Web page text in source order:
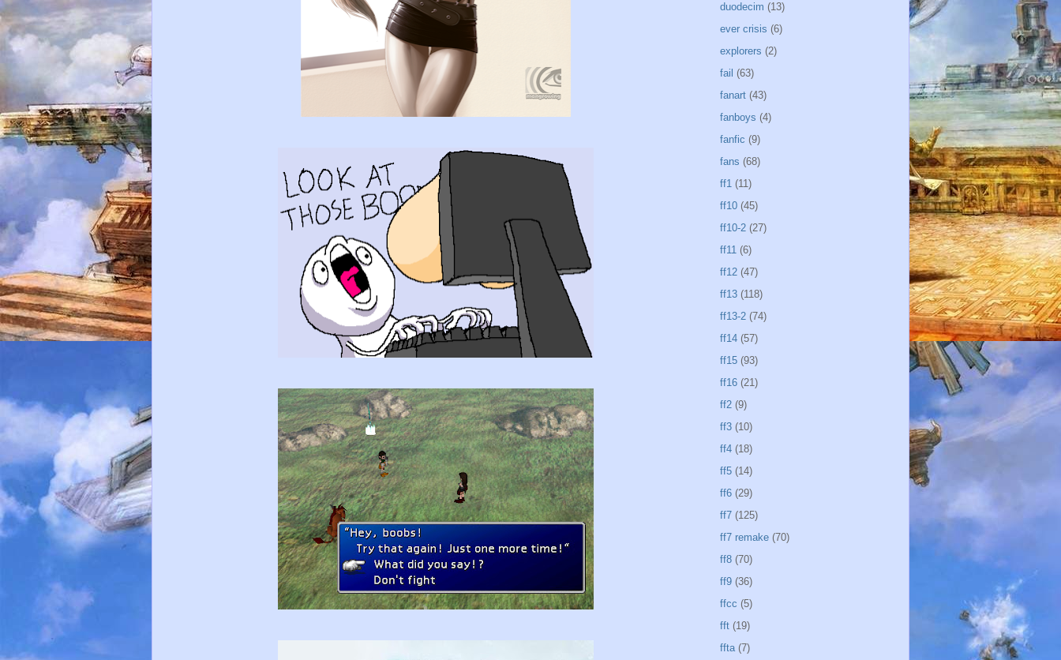
duodecim (13)
ever crisis (6)
explorers (2)
fail (63)
fanart (43)
fanboys (4)
fanfic (9)
fans (68)
ff1 (11)
ff10 (45)
ff10-2 (27)
ff11 (6)
ff12 (47)
ff13 (118)
ff13-2 (74)
ff14 (57)
ff15 (93)
ff16 (21)
ff2 (9)
ff3 (10)
ff4 (18)
ff5 (14)
ff6 (29)
ff7 (125)
ff7 remake (70)
ff8 (70)
ff9 (36)
ffcc (5)
fft (19)
ffta (7)